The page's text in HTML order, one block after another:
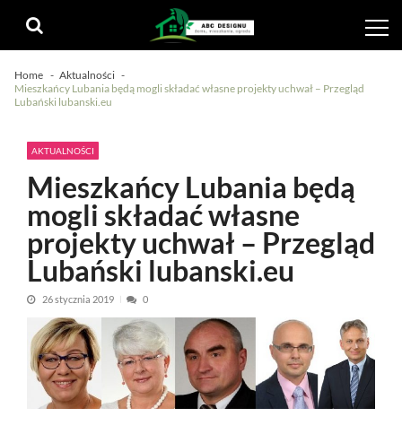
navigation
content
Home
Aktualności
Mieszkańcy Lubania będą mogli składać własne projekty uchwał – Przegląd
Lubański lubanski.eu
AKTUALNOŚCI
Mieszkańcy Lubania będą
mogli składać własne
projekty uchwał – Przegląd
Lubański lubanski.eu
26 stycznia 2019 0